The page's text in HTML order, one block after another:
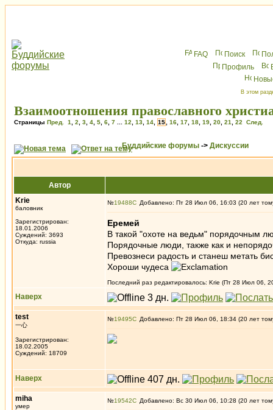
FAQ Поиск
Профиль
В этом
Взаимоотношения православного
Страницы Пред. 1 2 3 4 5 6 7 12 13 14 15 16 17 18 19 20 21 22 След.
Буддийские форумы -> Дискуссии
Автор
Krie
баловник
Зарегистрирован:
18.01.2006
Суждений: 3693
Откуда: russia
№19488 Добавлено: Пт 28 Июл 06, 16:03 (20 лет
Еремей
В такой "охоте на ведьм" порядочным
Порядочные люди, также как и
Превознеси радость и станеш метать
Хороши чудеса
Последний раз редактировалось: Krie (Пт 28 Июл 06,
Наверх
test
一心
Зарегистрирован:
18.02.2005
Суждений: 18709
№19495 Добавлено: Пт 28 Июл 06, 18:34 (20 лет
Наверх
miha
умер
№19542 Добавлено: Вс 30 Июл 06, 10:28 (20 лет